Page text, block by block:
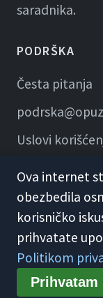
saradnika.
PODRŠKA
Česta pitanja
Uslovi
© 2026
Ova internet
obezbedila
korisničko
prihvatate
Politikom
Prihvatam